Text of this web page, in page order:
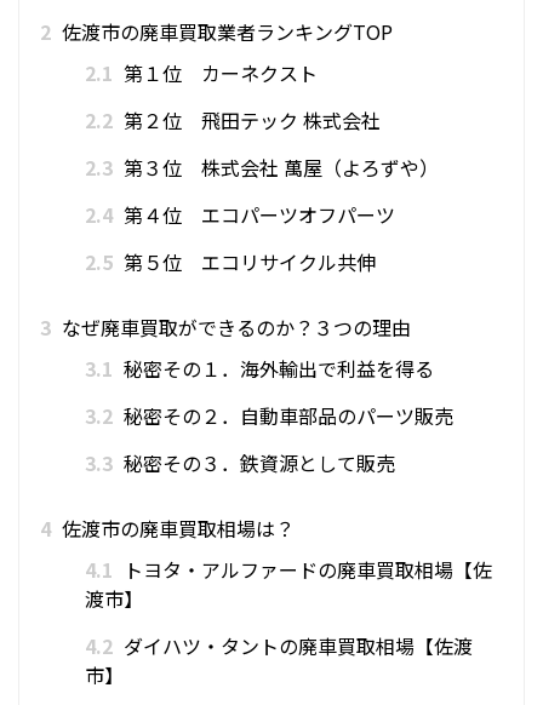
2 佐渡市の廃車買取業者ランキングTOP
2.1 第１位 カーネクスト
2.2 第２位 飛田テック 株式会社
2.3 第３位 株式会社 萬屋（よろずや）
2.4 第４位 エコパーツオフパーツ
2.5 第５位 エコリサイクル共伸
3 なぜ廃車買取ができるのか？３つの理由
3.1 秘密その１．海外輸出で利益を得る
3.2 秘密その２．自動車部品のパーツ販売
3.3 秘密その３．鉄資源として販売
4 佐渡市の廃車買取相場は？
4.1
トヨタ・アルファードの廃車買取相場【佐
渡市】
4.2 ダイハツ・タントの廃車買取相場【佐渡
市】